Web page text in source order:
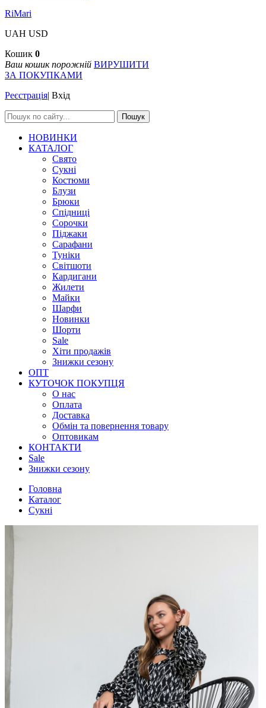
RiMari
UAH USD
Кошик 0
Ваш кошик порожній ВИРУШИТИ
ЗА ПОКУПКАМИ
Реєстрація| Вхід
Пошук
НОВИНКИ
КАТАЛОГ
Свято
Сукні
Костюми
Блузи
Брюки
Спідниці
Сорочки
Піджаки
Сарафани
Туніки
Світшоти
Кардигани
Жилети
Майки
Шарфи
Новинки
Шорти
Sale
Хіти продажів
Знижки сезону
ОПТ
КУТОЧОК ПОКУПЦЯ
О нас
Оплата
Доставка
Обмін та повернення товару
Оптовикам
КОНТАКТИ
Sale
Знижки сезону
Головна
Каталог
Сукні